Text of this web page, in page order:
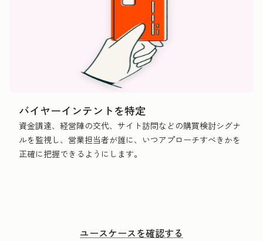
バイヤーインテントを特定
資金調達、経営陣の交代、サイト訪問などの購買検討シグナ
ルを監視し、営業担当者が誰に、いつアプローチすべきかを
正確に把握できるようにします。
ユースケースを確認する